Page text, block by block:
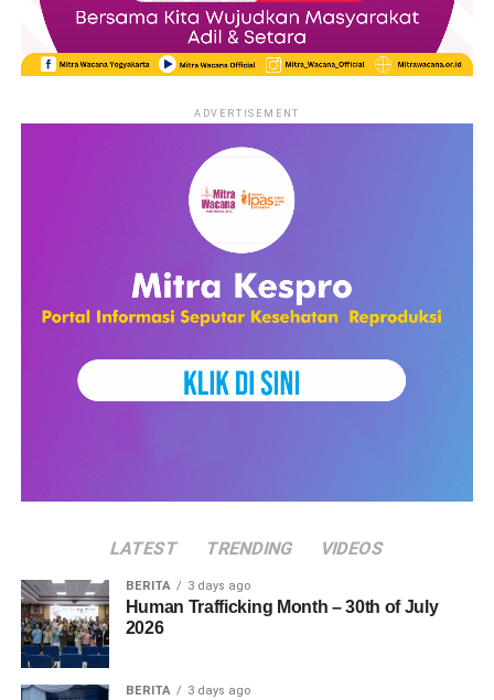
ADVERTISEMENT
LATEST TRENDING VIDEOS
BERITA 3 days ago
Human Trafficking Month – 30th of July
2026
BERITA 3 days ago